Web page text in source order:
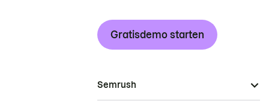
Gratisdemo starten
Semrush